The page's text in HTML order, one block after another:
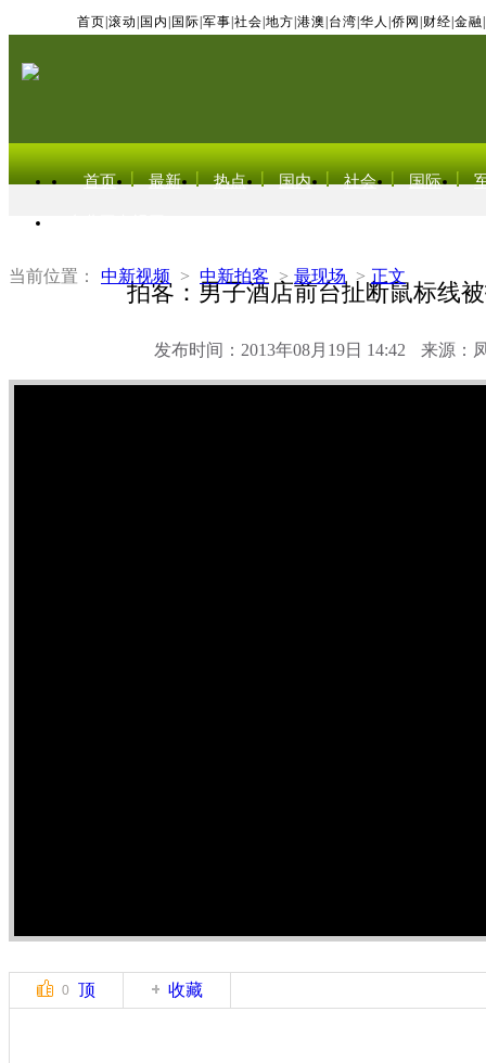
首页 滚动 国内 国际 军事 社会 地方 港澳 台湾 华人 侨网 财经 金融
首页 最新 热点 国内 社会 国际
当前位置： 中新视频 > 中新拍客 > 最现场 > 正文
拍客：男子酒店前台扯断鼠标线
发布时间：2013年08月19日 14:42 来源：
0 顶 收藏